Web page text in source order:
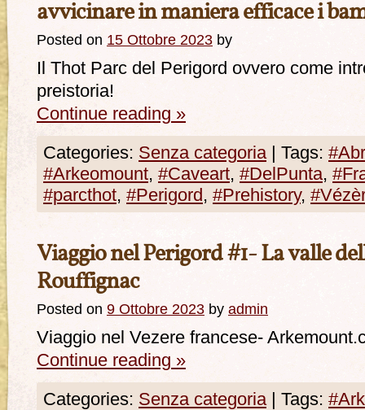
avvicinare in maniera efficace i
Posted on 15 Ottobre 2023 by
Il Thot Parc del Perigord ovvero come
preistoria!
Continue reading »
Categories: Senza categoria Tags:
#Arkeomount, #Caveart, #DelPunta,
#parcthot, #Perigord , #Prehistory,
Viaggio nel Perigord #1- La valle
Rouffignac
Posted on 9 Ottobre 2023 by admin
Viaggio nel Vezere francese-
Continue reading »
Categories: Senza categoria Tags: